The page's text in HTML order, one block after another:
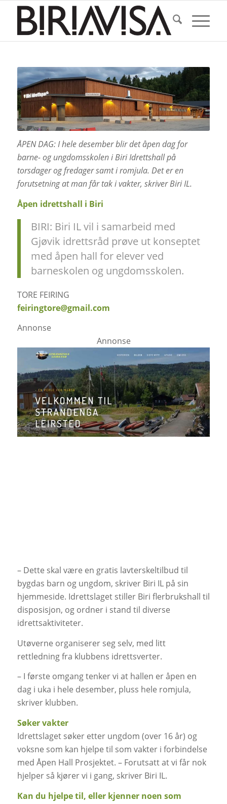
ÅPEN DAG: I hele desember blir det åpen dag for
barne- og ungdomsskolen i Biri Idrettshall på
torsdager og fredager samt i romjula. Det er en
forutsetning at man får tak i vakter, skriver Biri IL.
Åpen idrettshall i Biri
BIRI: Biri IL vil i samarbeid med
Gjøvik idrettsråd prøve ut konseptet
med åpen hall for elever ved
barneskolen og ungdomsskolen.
TORE FEIRING
feiringtore@gmail.com
Annonse
Annonse
– Dette skal være en gratis lavterskeltilbud til
bygdas barn og ungdom, skriver Biri IL på sin
hjemmeside. Idrettslaget stiller Biri flerbrukshall til
disposisjon, og ordner i stand til diverse
idrettsaktiviteter.
Utøverne organiserer seg selv, med litt
rettledning fra klubbens idrettsverter.
– I første omgang tenker vi at hallen er åpen en
dag i uka i hele desember, pluss hele romjula,
skriver klubben.
Søker vakter
Idrettslaget søker etter ungdom (over 16 år) og
voksne som kan hjelpe til som vakter i forbindelse
med Åpen Hall Prosjektet. – Forutsatt at vi får nok
hjelper så kjører vi i gang, skriver Biri IL.
Kan du hjelpe til, eller kjenner noen som